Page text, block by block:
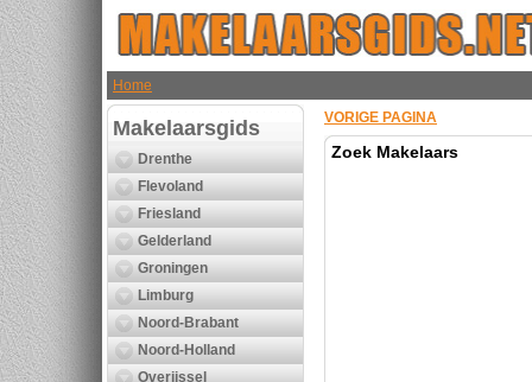
Home
Makelaarsgids
Drenthe
Flevoland
Friesland
Gelderland
Groningen
Limburg
Noord-Brabant
Noord-Holland
Overijssel
VORIGE PAGINA
Zoek Makelaars